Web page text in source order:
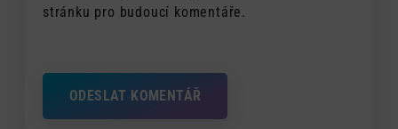
stránku pro budoucí komentáře.